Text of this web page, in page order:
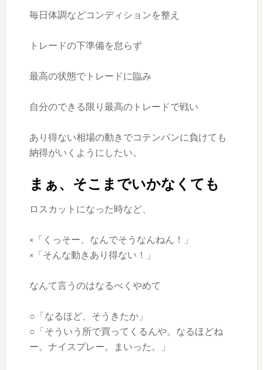
毎日体調などコンディションを整え
トレードの下準備を怠らず
最高の状態でトレードに臨み
自分のできる限り最高のトレードで戦い
あり得ない相場の動きでコテンパンに負けても
納得がいくようにしたい。
まぁ、そこまでいかなくても
ロスカットになった時など、
×「くっそー、なんでそうなんねん！」
×「そんな動きあり得ない！」
なんて言うのはなるべくやめて
○「なるほど、そうきたか」
○「そういう所で買ってくるんや。なるほどね
ー。ナイスプレー。まいった。」